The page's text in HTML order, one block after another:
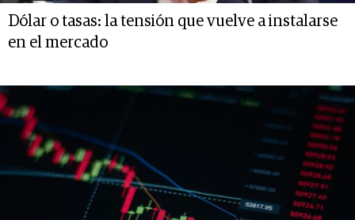
Dólar o tasas: la tensión que vuelve a instalarse
en el mercado